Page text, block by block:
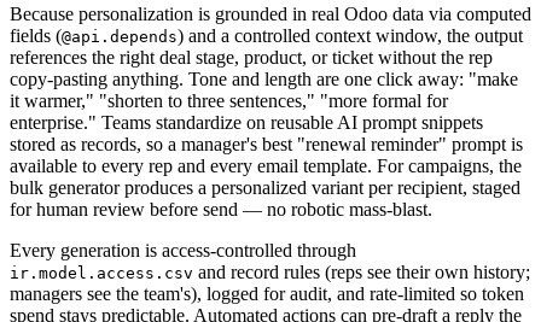
Because personalization is grounded in real Odoo data via computed
fields (@api.depends) and a controlled context window, the output
references the right deal stage, product, or ticket without the rep
copy-pasting anything. Tone and length are one click away: "make
it warmer," "shorten to three sentences," "more formal for
enterprise." Teams standardize on reusable AI prompt snippets
stored as records, so a manager's best "renewal reminder" prompt is
available to every rep and every email template. For campaigns, the
bulk generator produces a personalized variant per recipient, staged
for human review before send — no robotic mass-blast.
Every generation is access-controlled through
ir.model.access.csv and record rules (reps see their own history;
managers see the team's), logged for audit, and rate-limited so token
spend stays predictable. Automated actions can pre-draft a reply the